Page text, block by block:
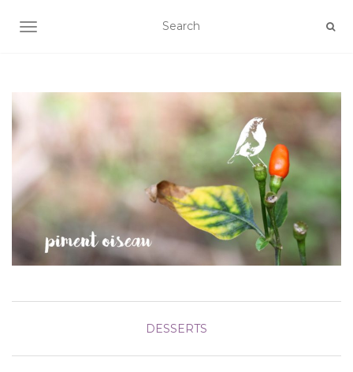
AFFICHER/MASQUER LA NAVIGATION
DESSERTS